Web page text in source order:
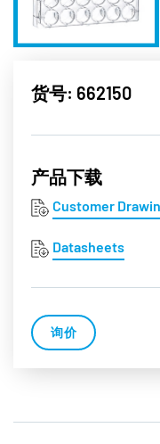
货号: 662150
产品下载
Customer
Datasheets
询价